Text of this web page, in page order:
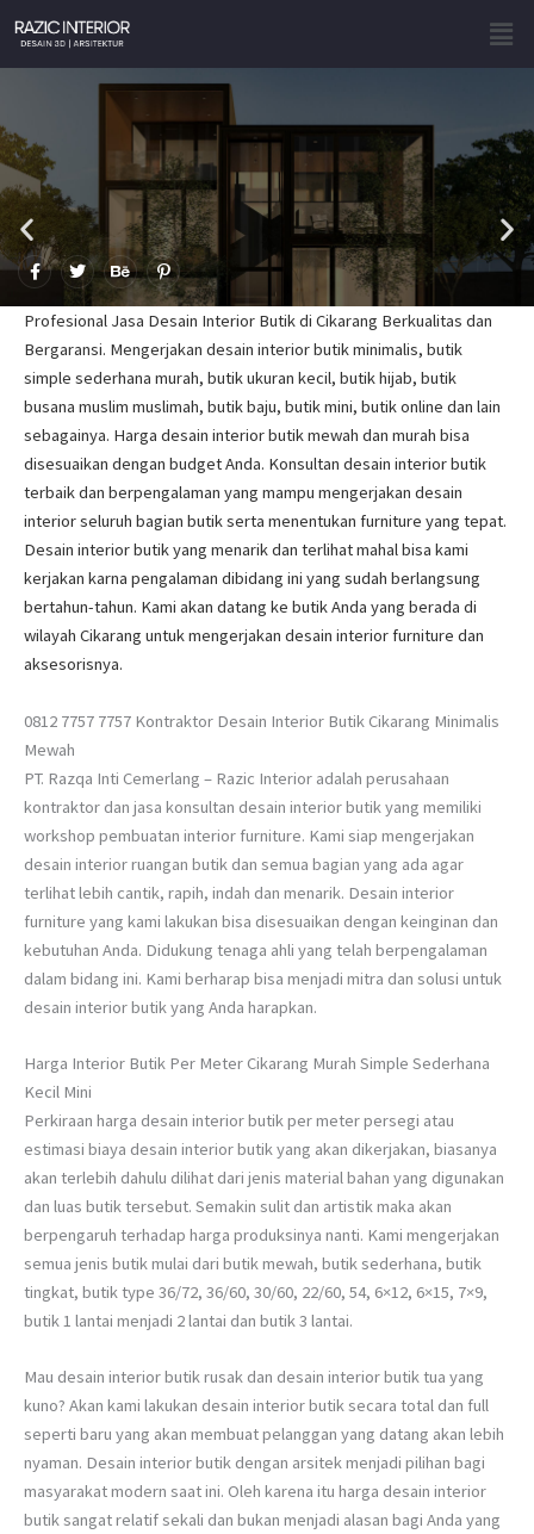
content
F
a
e
b
o
k
f
T
w
t
t
e
B
e
h
a
n
c
P
i
n
t
e
r
e
s
t
-
p
Profesional Jasa Desain Interior Butik di Cikarang Berkualitas dan
Bergaransi. Mengerjakan desain interior butik minimalis, butik
simple sederhana murah, butik ukuran kecil, butik hijab, butik
busana muslim muslimah, butik baju, butik mini, butik online dan lain
sebagainya. Harga desain interior butik mewah dan murah bisa
disesuaikan dengan budget Anda. Konsultan desain interior butik
terbaik dan berpengalaman yang mampu mengerjakan desain
interior seluruh bagian butik serta menentukan furniture yang tepat.
Desain interior butik yang menarik dan terlihat mahal bisa kami
kerjakan karna pengalaman dibidang ini yang sudah berlangsung
bertahun-tahun. Kami akan datang ke butik Anda yang berada di
wilayah Cikarang untuk mengerjakan desain interior furniture dan
aksesorisnya.
0812 7757 7757 Kontraktor Desain Interior Butik Cikarang Minimalis
Mewah
PT. Razqa Inti Cemerlang – Razic Interior adalah perusahaan
kontraktor dan jasa konsultan desain interior butik yang memiliki
workshop pembuatan interior furniture. Kami siap mengerjakan
desain interior ruangan butik dan semua bagian yang ada agar
terlihat lebih cantik, rapih, indah dan menarik. Desain interior
furniture yang kami lakukan bisa disesuaikan dengan keinginan dan
kebutuhan Anda. Didukung tenaga ahli yang telah berpengalaman
dalam bidang ini. Kami berharap bisa menjadi mitra dan solusi untuk
desain interior butik yang Anda harapkan.
Harga Interior Butik Per Meter Cikarang Murah Simple Sederhana
Kecil Mini
Perkiraan harga desain interior butik per meter persegi atau
estimasi biaya desain interior butik yang akan dikerjakan, biasanya
akan terlebih dahulu dilihat dari jenis material bahan yang digunakan
dan luas butik tersebut. Semakin sulit dan artistik maka akan
berpengaruh terhadap harga produksinya nanti. Kami mengerjakan
semua jenis butik mulai dari butik mewah, butik sederhana, butik
tingkat, butik type 36/72, 36/60, 30/60, 22/60, 54, 6×12, 6×15, 7×9,
butik 1 lantai menjadi 2 lantai dan butik 3 lantai.
Mau desain interior butik rusak dan desain interior butik tua yang
kuno? Akan kami lakukan desain interior butik secara total dan full
seperti baru yang akan membuat pelanggan yang datang akan lebih
nyaman. Desain interior butik dengan arsitek menjadi pilihan bagi
masyarakat modern saat ini. Oleh karena itu harga desain interior
butik sangat relatif sekali dan bukan menjadi alasan bagi Anda yang